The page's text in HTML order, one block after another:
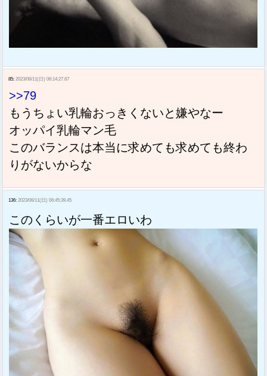
85: 2023/06/11(日) 06:14:27.67
>>79
もうちょい乳輪おっきくないと嫌やなー
オッパイ乳輪マン毛
このバランスは本当に求めても求めても終わ
りがないからな
136: 2023/06/11(日) 06:45:39.45
このくらいが一番エロいわ